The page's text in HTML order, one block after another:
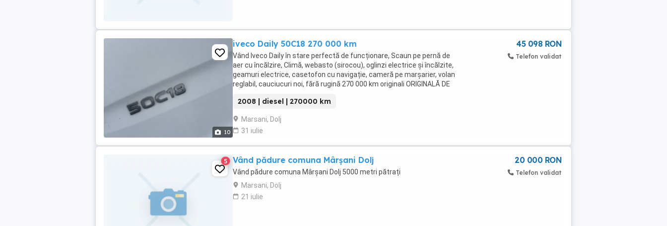
10
iveco Daily 50C18 270 000 km
Vând Iveco Daily în stare perfectă de funcționare, Scaun pe pernă de
aer cu încălzire, Climă, webasto (sirocou), oglinzi electrice și încălzite,
geamuri electrice, casetofon cu navigație, cameră pe marșarier, volan
reglabil, cauciucuri noi, fără rugină 270 000 km originali ORIGINALĂ DE
2008 | diesel | 270000 km
Marsani, Dolj
31 iulie
45 098 RON
Telefon validat
5 Vând pădure comuna Mârșani Dolj
Vând pădure comuna Mârșani Dolj 5000 metri pătrați
Marsani, Dolj
21 iulie
20 000 RON
Telefon validat